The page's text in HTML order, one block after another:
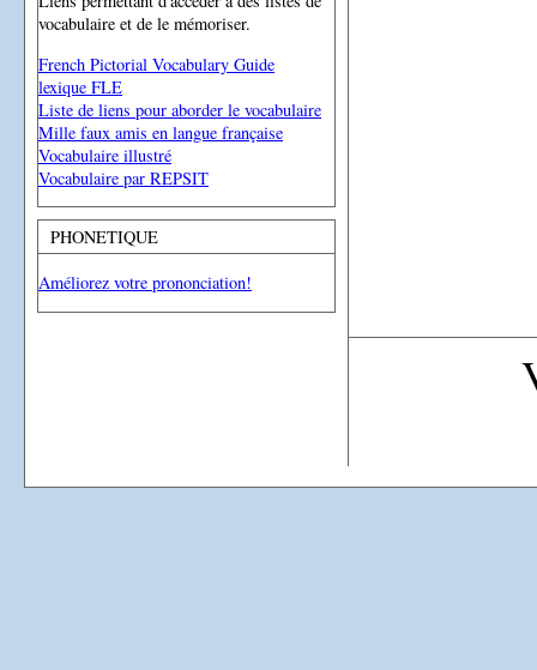
vocabulaire et de le mémoriser.
French Pictorial Vocabulary Guide
lexique FLE
Liste de liens pour aborder le vocabulaire
Mille faux amis en langue française
Vocabulaire illustré
Vocabulaire par REPSIT
PHONETIQUE
Améliorez votre prononciation!